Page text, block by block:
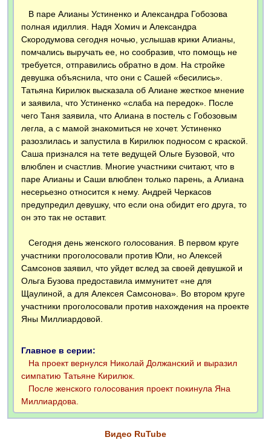
В паре Алианы Устиненко и Александра Гобозова
полная идиллия. Надя Хомич и Александра
Скородумова сегодня ночью, услышав крики Алианы,
помчались выручать ее, но сообразив, что помощь не
требуется, отправились обратно в дом. На стройке
девушка объяснила, что они с Сашей «бесились».
Татьяна Кирилюк высказала об Алиане жесткое мнение
и заявила, что Устиненко «слаба на передок». После
чего Таня заявила, что Алиана в постель с Гобозовым
легла, а с мамой знакомиться не хочет. Устиненко
разозлилась и запустила в Кирилюк подносом с краской.
Саша признался на тете ведущей Ольге Бузовой, что
влюблен и счастлив. Многие участники считают, что в
паре Алианы и Саши влюблен только парень, а Алиана
несерьезно относится к нему. Андрей Черкасов
предупредил девушку, что если она обидит его друга, то
он это так не оставит.
Сегодня день женского голосования. В первом круге
участники проголосовали против Юли, но Алексей
Самсонов заявил, что уйдет вслед за своей девушкой и
Ольга Бузова предоставила иммунитет «не для
Щаулиной, а для Алексея Самсонова». Во втором круге
участники проголосовали против нахождения на проекте
Яны Миллиардовой.
Главное в серии:
На проект вернулся Николай Должанский и выразил
симпатию Татьяне Кирилюк.
После женского голосования проект покинула Яна
Миллиардова.
Видео RuTube